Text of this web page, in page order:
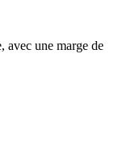
avec une marge de